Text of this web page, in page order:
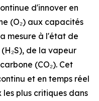
d'innover en
(O₂) aux capacités
mesure à l'état de
de la vapeur
(CO₂). Cet
et en temps réel
plus critiques dans